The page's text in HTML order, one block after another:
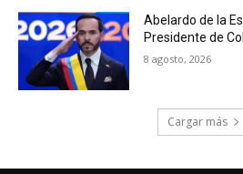
Abelardo de la
Presidente de
8 agosto, 2026
Cargar más